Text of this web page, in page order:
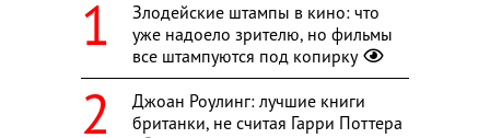
Злодейские штампы в кино: что
уже надоело зрителю, но фильмы
все штампуются под копирку
Джоан Роулинг: лучшие книги
британки, не считая Гарри Поттера